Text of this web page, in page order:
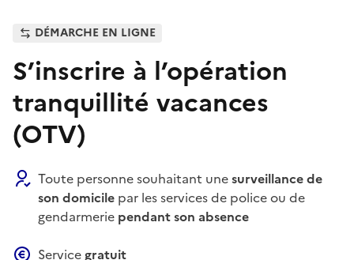
DÉMARCHE EN LIGNE
S’inscrire à l’opération
tranquillité vacances
(OTV)
Toute personne souhaitant unesurveillance de
son domicile par les services de police ou de
gendarmerie pendant son absence
Service gratuit